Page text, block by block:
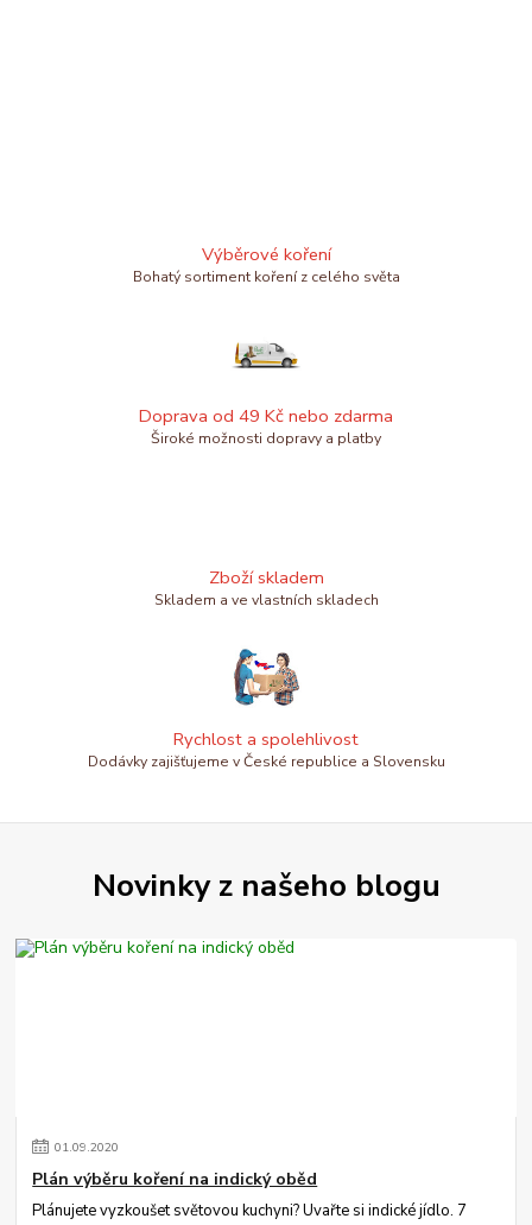
Výběrové koření
Bohatý sortiment koření z celého světa
Doprava od 49 Kč nebo zdarma
Široké možnosti dopravy a platby
Zboží skladem
Skladem a ve vlastních skladech
Rychlost a spolehlivost
Dodávky zajišťujeme v České republice a Slovensku
Novinky z našeho blogu
01.09.2020
Plán výběru koření na indický oběd
Plánujete vyzkoušet světovou kuchyni? Uvařte si indické jídlo. 7